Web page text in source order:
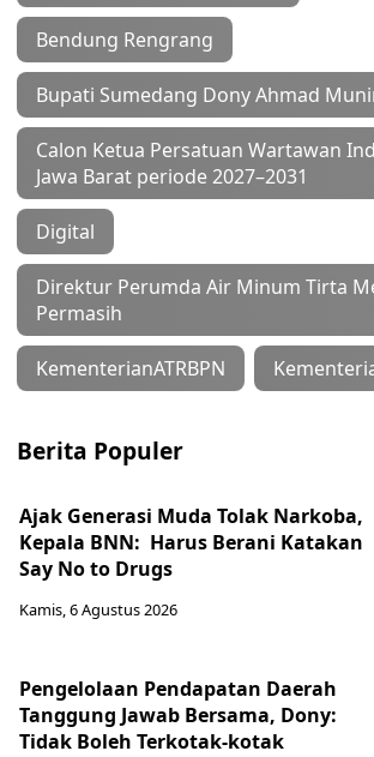
Bendung Rengrang
Bupati Sumedang Dony Ahmad
Calon Ketua Persatuan Wartawan
Jawa Barat periode 2027–2031
Digital
Direktur Perumda Air Minum Tirta
Permasih
KementerianATRBPN
Berita Populer
Ajak Generasi Muda Tolak Narkoba,
Kepala BNN: Harus Berani Katakan
Say No to Drugs
Kamis, 6 Agustus 2026
Pengelolaan Pendapatan Daerah
Tanggung Jawab Bersama, Dony:
Tidak Boleh Terkotak-kotak